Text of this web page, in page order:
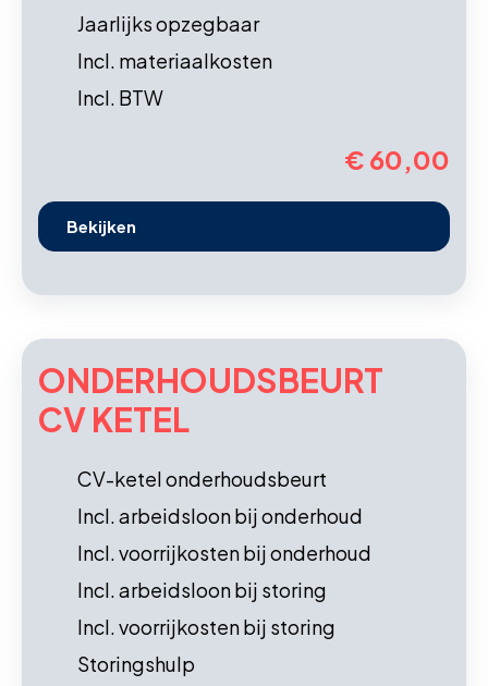
Jaarlijks opzegbaar
Incl. materiaalkosten
Incl. BTW
€ 60,00
Bekijken
ONDERHOUDS­BEURT
CV KETEL
CV-ketel onderhoudsbeurt
Incl. arbeidsloon bij onderhoud
Incl. voorrijkosten bij onderhoud
Incl. arbeidsloon bij storing
Incl. voorrijkosten bij storing
Storingshulp